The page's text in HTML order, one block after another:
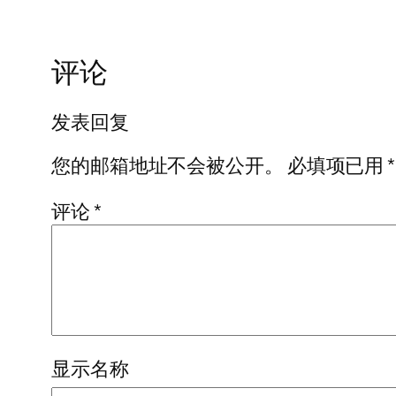
评论
发表回复
您的邮箱地址不会被公开。
必填项已用*
评论*
显示名称